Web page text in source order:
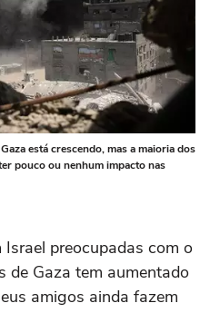
está crescendo, mas a maioria dos
pouco ou nenhum impacto nas
preocupadas com o
de Gaza tem aumentado
amigos ainda fazem